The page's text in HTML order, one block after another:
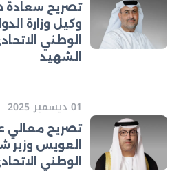
تصريح سعادة
وكيل وزارة
الوطني
الشهيد
01 ديسمبر 2025
تصريح معالي
العويس
الوطني